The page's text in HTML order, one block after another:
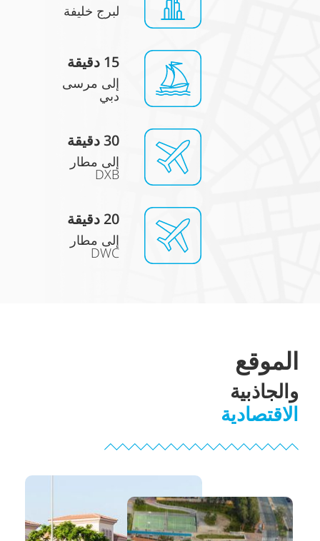
لبرج خليفة
15 دقيقة
إلى مرسى
دبي
30 دقيقة
إلى مطار
DXB
20 دقيقة
إلى مطار
DWC
الموقع
والجاذبية
الاقتصادية